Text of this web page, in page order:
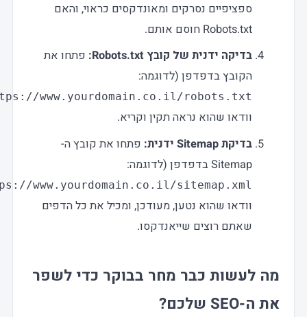
ספציפיים נסרקים ומאונדקסים כראוי, והאם
Robots.txt חוסם אותם.
בדיקה ידנית של קובץ Robots.txt:
פתחו את
הקובץ בדפדפן (לדוגמה:
https://www.yourdomain.co.il/robots.txt
)
וודאו שהוא נראה תקין וקריא.
בדיקת Sitemap ידנית:
פתחו את קובץ ה-
Sitemap בדפדפן (לדוגמה:
https://www.yourdomain.co.il/sitemap.xml
וודאו שהוא נטען, מעודכן, ומכיל את כל הדפים
שאתם רוצים שייאנדקסו.
מה לעשות כבר מחר בבוקר כדי לשפר
את ה-SEO שלכם?